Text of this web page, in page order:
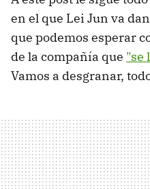
en el que Lei Jun va
que podemos esperar
de la compañía que "se
Vamos a desgranar,